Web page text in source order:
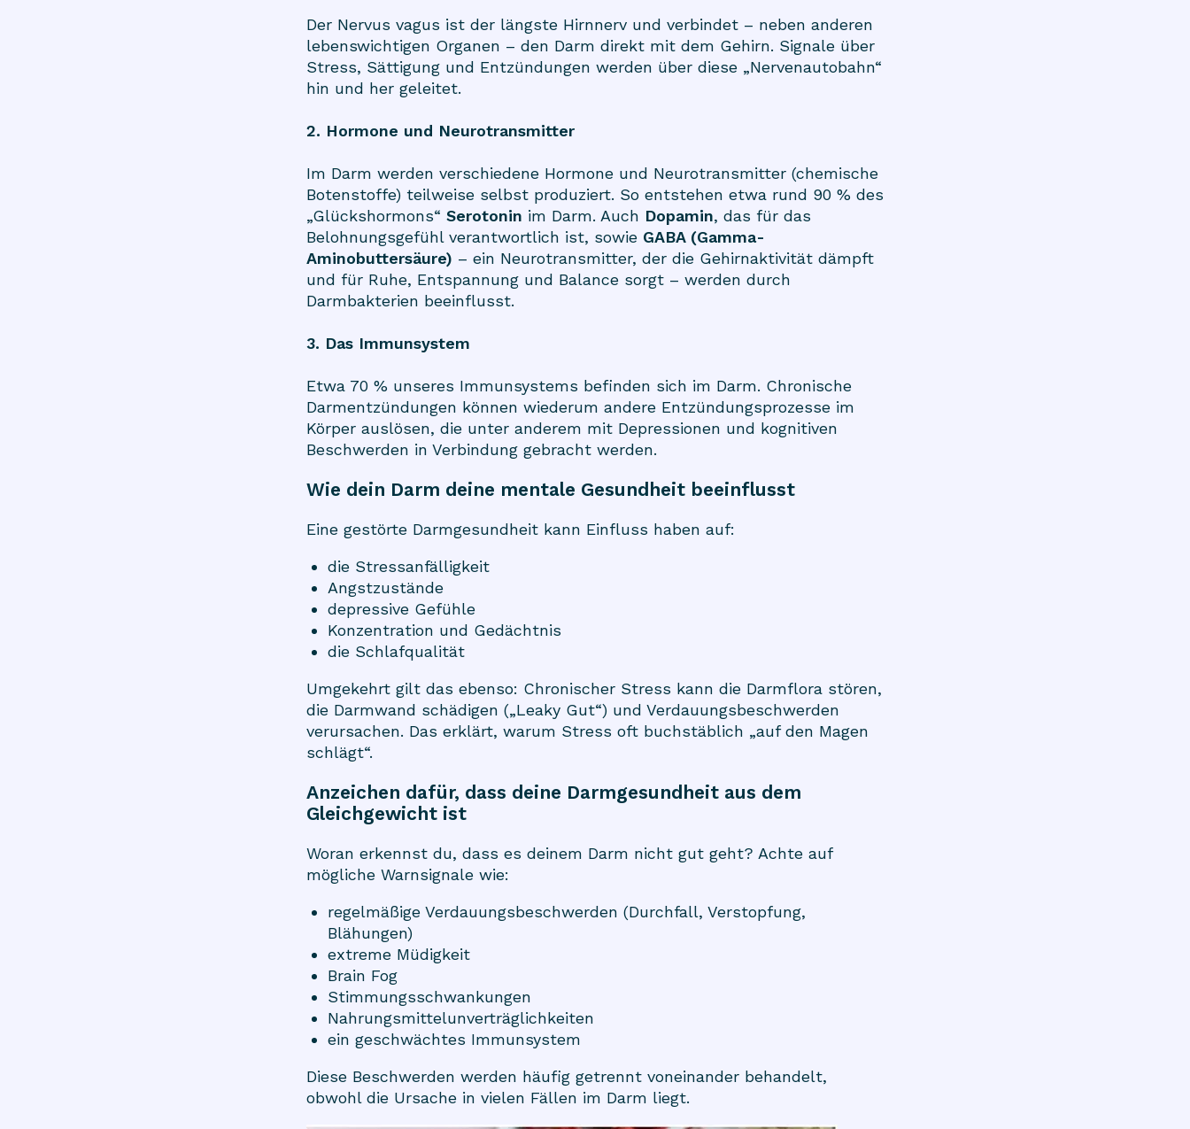
Der Nervus vagus ist der längste Hirnnerv und verbindet – neben anderen
lebenswichtigen Organen – den Darm direkt mit dem Gehirn. Signale über
Stress, Sättigung und Entzündungen werden über diese „Nervenautobahn“
hin und her geleitet.
2. Hormone und Neurotransmitter
Im Darm werden verschiedene Hormone und Neurotransmitter (chemische
Botenstoffe) teilweise selbst produziert. So entstehen etwa rund 90 % des
„Glückshormons“ Serotonin im Darm. Auch Dopamin, das für das
Belohnungsgefühl verantwortlich ist, sowie GABA (Gamma-
Aminobuttersäure) – ein Neurotransmitter, der die Gehirnaktivität dämpft
und für Ruhe, Entspannung und Balance sorgt – werden durch
Darmbakterien beeinflusst.
3. Das Immunsystem
Etwa 70 % unseres Immunsystems befinden sich im Darm. Chronische
Darmentzündungen können wiederum andere Entzündungsprozesse im
Körper auslösen, die unter anderem mit Depressionen und kognitiven
Beschwerden in Verbindung gebracht werden.
Wie dein Darm deine mentale Gesundheit beeinflusst
Eine gestörte Darmgesundheit kann Einfluss haben auf:
die Stressanfälligkeit
Angstzustände
depressive Gefühle
Konzentration und Gedächtnis
die Schlafqualität
Umgekehrt gilt das ebenso: Chronischer Stress kann die Darmflora stören,
die Darmwand schädigen („Leaky Gut“) und Verdauungsbeschwerden
verursachen. Das erklärt, warum Stress oft buchstäblich „auf den Magen
schlägt“.
Anzeichen dafür, dass deine Darmgesundheit aus dem
Gleichgewicht ist
Woran erkennst du, dass es deinem Darm nicht gut geht? Achte auf
mögliche Warnsignale wie:
regelmäßige Verdauungsbeschwerden (Durchfall, Verstopfung,
Blähungen)
extreme Müdigkeit
Brain Fog
Stimmungsschwankungen
Nahrungsmittelunverträglichkeiten
ein geschwächtes Immunsystem
Diese Beschwerden werden häufig getrennt voneinander behandelt,
obwohl die Ursache in vielen Fällen im Darm liegt.